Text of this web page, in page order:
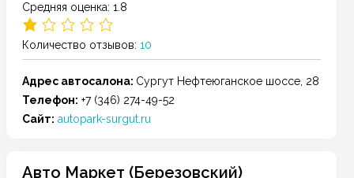
Средняя оценка: 1.8
Количество отзывов: 10
Адрес автосалона: Сургут Нефтеюганское шоссе, 28
Телефон: +7 (346) 274-49-52
Сайт: autopark-surgut.ru
Авто Маркет (Березовский)